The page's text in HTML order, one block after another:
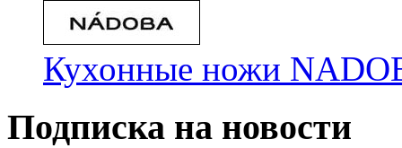
Кухонные ножи
Подписка на новости